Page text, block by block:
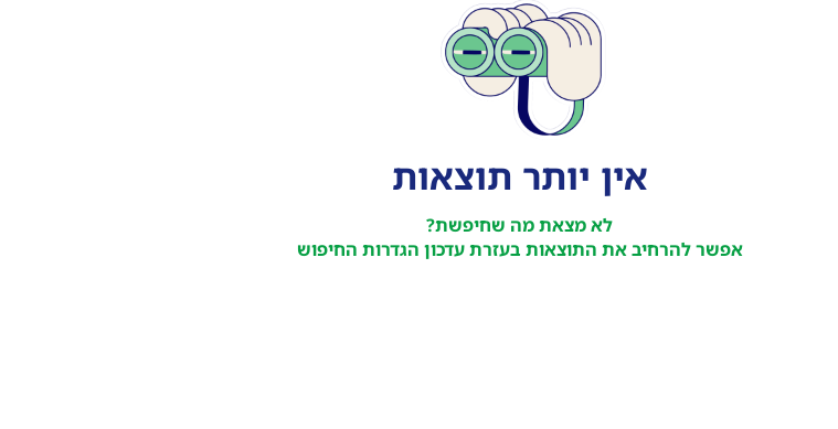
אין יותר תוצאות
לא מצאת מה שחיפשת?
אפשר להרחיב את התוצאות בעזרת עדכון הגדרות החיפוש